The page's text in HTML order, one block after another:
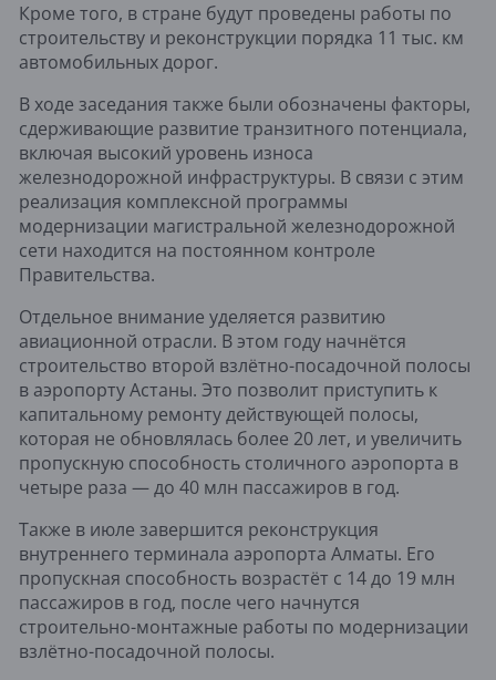
Кроме того, в стране будут проведены работы по
строительству и реконструкции порядка 11 тыс. км
автомобильных дорог.
В ходе заседания также были обозначены факторы,
сдерживающие развитие транзитного потенциала,
включая высокий уровень износа
железнодорожной инфраструктуры. В связи с этим
реализация комплексной программы
модернизации магистральной железнодорожной
сети находится на постоянном контроле
Правительства.
Отдельное внимание уделяется развитию
авиационной отрасли. В этом году начнётся
строительство второй взлётно-посадочной полосы
в аэропорту Астаны. Это позволит приступить к
капитальному ремонту действующей полосы,
которая не обновлялась более 20 лет, и увеличить
пропускную способность столичного аэропорта в
четыре раза — до 40 млн пассажиров в год.
Также в июле завершится реконструкция
внутреннего терминала аэропорта Алматы. Его
пропускная способность возрастёт с 14 до 19 млн
пассажиров в год, после чего начнутся
строительно-монтажные работы по модернизации
взлётно-посадочной полосы.